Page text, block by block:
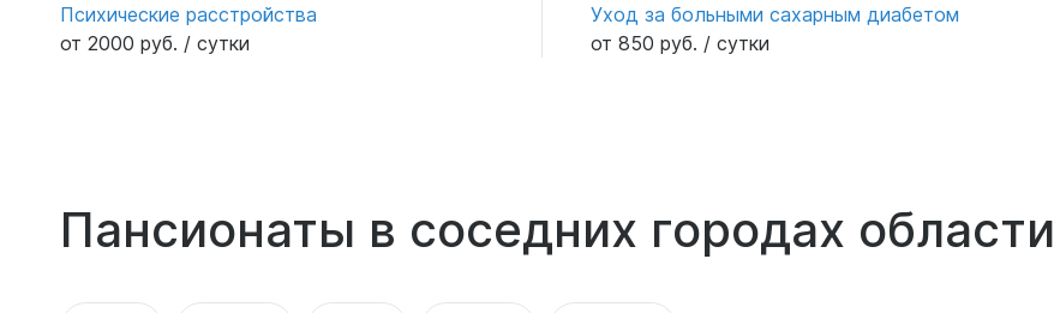
Чертовицы
Психические расстройства
от 2000 руб. / сутки
Уход за больными сахарным диабетом
от 850 руб. / сутки
Пансионаты в соседних городах области